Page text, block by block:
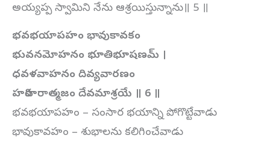
అయ్యప్ప స్వామిని నేను ఆశ్రయిస్తున్నాను॥ 5 ॥
భవభయాపహం భావుకావకం
భువనమోహనం భూతిభూషణమ్ ।
ధవళవాహనం దివ్యవారణం
హరిహరాత్మజం దేవమాశ్రయే ॥ 6 ॥
భవభయాపహం – సంసార భయాన్ని పోగొట్టేవాడు
భావుకావహం – శుభాలను కలిగించేవాడు